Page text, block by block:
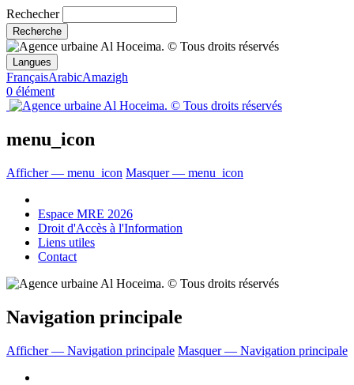
Rechecher
Langues
FrançaisArabicAmazigh
0 élément
menu_icon
Afficher — menu_icon Masquer — menu_icon
Espace MRE 2026
Droit d'Accès à l'Information
Liens utiles
Contact
Navigation principale
Afficher — Navigation principale Masquer — Navigation principale